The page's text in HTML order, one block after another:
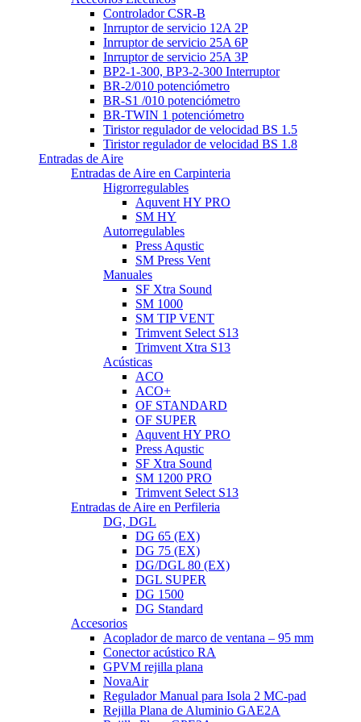
Controlador CSR-B
Inrruptor de servicio 12A 2P
Inrruptor de servicio 25A 6P
Inrruptor de servicio 25A 3P
BP2-1-300, BP3-2-300 Interruptor
BR-2/010 potenciómetro
BR-S1 /010 potenciómetro
BR-TWIN 1 potenciómetro
Tiristor regulador de velocidad BS 1.5
Tiristor regulador de velocidad BS 1.8
Entradas de Aire
Entradas de Aire en Carpinteria
Higrorregulables
Aquvent HY PRO
SM HY
Autorregulables
Press Aqustic
SM Press Vent
Manuales
SF Xtra Sound
SM 1000
SM TIP VENT
Trimvent Select S13
Trimvent Xtra S13
Acústicas
ACO
ACO+
OF STANDARD
OF SUPER
Aquvent HY PRO
Press Aqustic
SF Xtra Sound
SM 1200 PRO
Trimvent Select S13
Entradas de Aire en Perfileria
DG, DGL
DG 65 (EX)
DG 75 (EX)
DG/DGL 80 (EX)
DGL SUPER
DG 1500
DG Standard
Accesorios
Acoplador de marco de ventana – 95 mm
Conector acústico RA
GPVM rejilla plana
NovaAir
Regulador Manual para Isola 2 MC-pad
Rejilla Plana de Aluminio GAE2A